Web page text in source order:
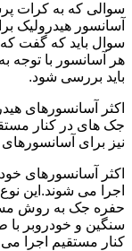
سوالی که به کرات
آسانسور هیدرولیک
سوال باید که گفت
هر آسانسور با
باید بررسی شود.
اکثر آسانسورهای
جک های در کنار
نیز برای
اکثر آسانسورهای
اجرا می شوند.این
حفره جک به روش
سنگین و خودروبر
کنار مستقیم اجرا